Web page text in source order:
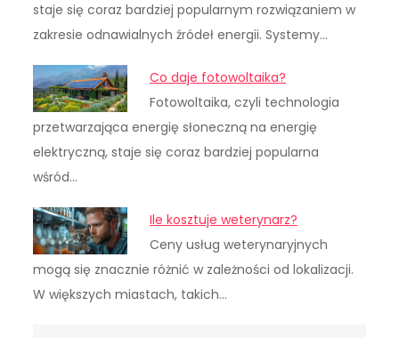
staje się coraz bardziej popularnym rozwiązaniem w
zakresie odnawialnych źródeł energii. Systemy…
Co daje fotowoltaika?
Fotowoltaika, czyli technologia
przetwarzająca energię słoneczną na energię
elektryczną, staje się coraz bardziej popularna
wśród…
Ile kosztuje weterynarz?
Ceny usług weterynaryjnych
mogą się znacznie różnić w zależności od lokalizacji.
W większych miastach, takich…